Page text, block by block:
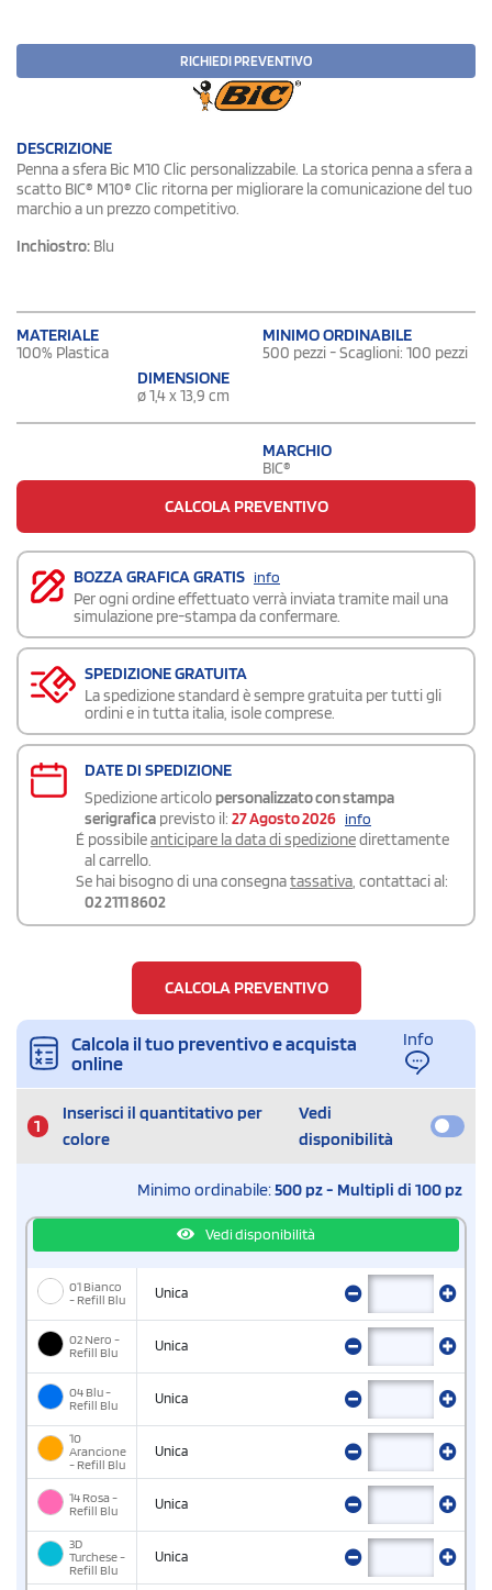
RICHIEDI PREVENTIVO
DESCRIZIONE
Penna a sfera Bic M10 Clic personalizzabile. La storica penna a sfera a
scatto BIC® M10® Clic ritorna per migliorare la comunicazione del tuo
marchio a un prezzo competitivo.
Inchiostro: Blu
MATERIALE
100% Plastica
MINIMO ORDINABILE
500 pezzi - Scaglioni: 100 pezzi
DIMENSIONE
ø 1,4 x 13,9 cm
MARCHIO
BIC®
CALCOLA PREVENTIVO
BOZZA GRAFICA GRATIS info
Per ogni ordine effettuato verrà inviata tramite mail una
simulazione pre-stampa da confermare.
SPEDIZIONE GRATUITA
La spedizione standard è sempre gratuita per tutti gli
ordini e in tutta italia, isole comprese.
DATE DI SPEDIZIONE
Spedizione articolo personalizzato con stampa
serigrafica previsto il: 27 Agosto 2026 info
É possibileanticipare la data di spedizionedirettamente
al carrello.
Se hai bisogno di una consegnatassativa, contattaci al:
02 2111 8602
CALCOLA PREVENTIVO
Calcola il tuo preventivo e acquista
online
Info
1
Inserisci il quantitativo per
colore
Vedi
disponibilità
Minimo ordinabile:500 pz - Multipli di 100 pz
Vedi disponibilità
01 Bianco
- Refill Blu
Unica
02 Nero -
Refill Blu
Unica
04 Blu -
Refill Blu
Unica
10
Arancione
- Refill Blu
Unica
14 Rosa -
Refill Blu
Unica
3D
Turchese -
Refill Blu
Unica